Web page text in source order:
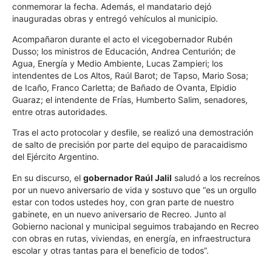
conmemorar la fecha. Además, el mandatario dejó
inauguradas obras y entregó vehículos al municipio.
Acompañaron durante el acto el vicegobernador Rubén
Dusso; los ministros de Educación, Andrea Centurión; de
Agua, Energía y Medio Ambiente, Lucas Zampieri; los
intendentes de Los Altos, Raúl Barot; de Tapso, Mario Sosa;
de Icaño, Franco Carletta; de Bañado de Ovanta, Elpidio
Guaraz; el intendente de Frías, Humberto Salim, senadores,
entre otras autoridades.
Tras el acto protocolar y desfile, se realizó una demostración
de salto de precisión por parte del equipo de paracaidismo
del Ejército Argentino.
En su discurso, el gobernador Raúl Jalil saludó a los recreínos
por un nuevo aniversario de vida y sostuvo que “es un orgullo
estar con todos ustedes hoy, con gran parte de nuestro
gabinete, en un nuevo aniversario de Recreo. Junto al
Gobierno nacional y municipal seguimos trabajando en Recreo
con obras en rutas, viviendas, en energía, en infraestructura
escolar y otras tantas para el beneficio de todos”.